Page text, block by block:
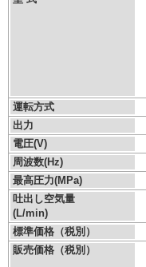
運転方式
出力
電圧(V)
周波数(Hz)
最高圧力(MPa)
吐出し空気量
(L/min)
標準価格（税別）
販売価格（税別）